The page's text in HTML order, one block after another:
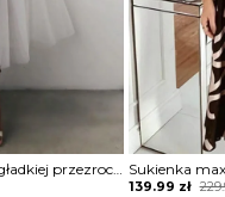
Suknia wieczorowa z gładkiej przezroczystej siateczki na ramiączkach spaghetti sukienka Isedore
Original
139.99 zł
Current